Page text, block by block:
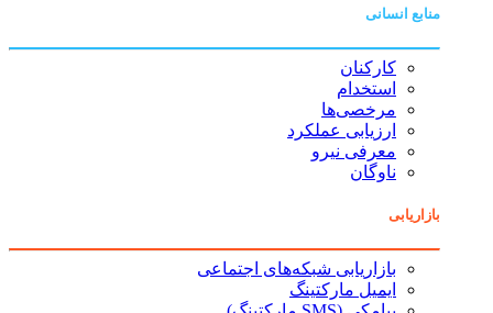
منابع انسانی
کارکنان
استخدام
مرخصی‌ها
ارزیابی عملکرد
معرفی نیرو
ناوگان
بازاریابی
بازاریابی شبکه‌های اجتماعی
ایمیل مارکتینگ